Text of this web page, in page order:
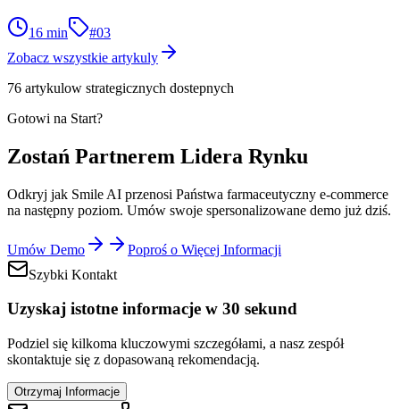
16 min #03
Zobacz wszystkie artykuly
76 artykulow strategicznych dostepnych
Gotowi na Start?
Zostań Partnerem Lidera Rynku
Odkryj jak Smile AI przenosi Państwa farmaceutyczny e-commerce
na następny poziom. Umów swoje spersonalizowane demo już dziś.
Umów Demo
Poproś o Więcej Informacji
Szybki Kontakt
Uzyskaj istotne informacje w 30 sekund
Podziel się kilkoma kluczowymi szczegółami, a nasz zespół
skontaktuje się z dopasowaną rekomendacją.
Otrzymaj Informacje